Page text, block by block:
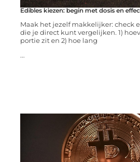
Edibles kiezen: begin met dosis en
Maak het jezelf makkelijker: check
die je direct kunt vergelijken. 1)
portie zit en 2) hoe lang
...